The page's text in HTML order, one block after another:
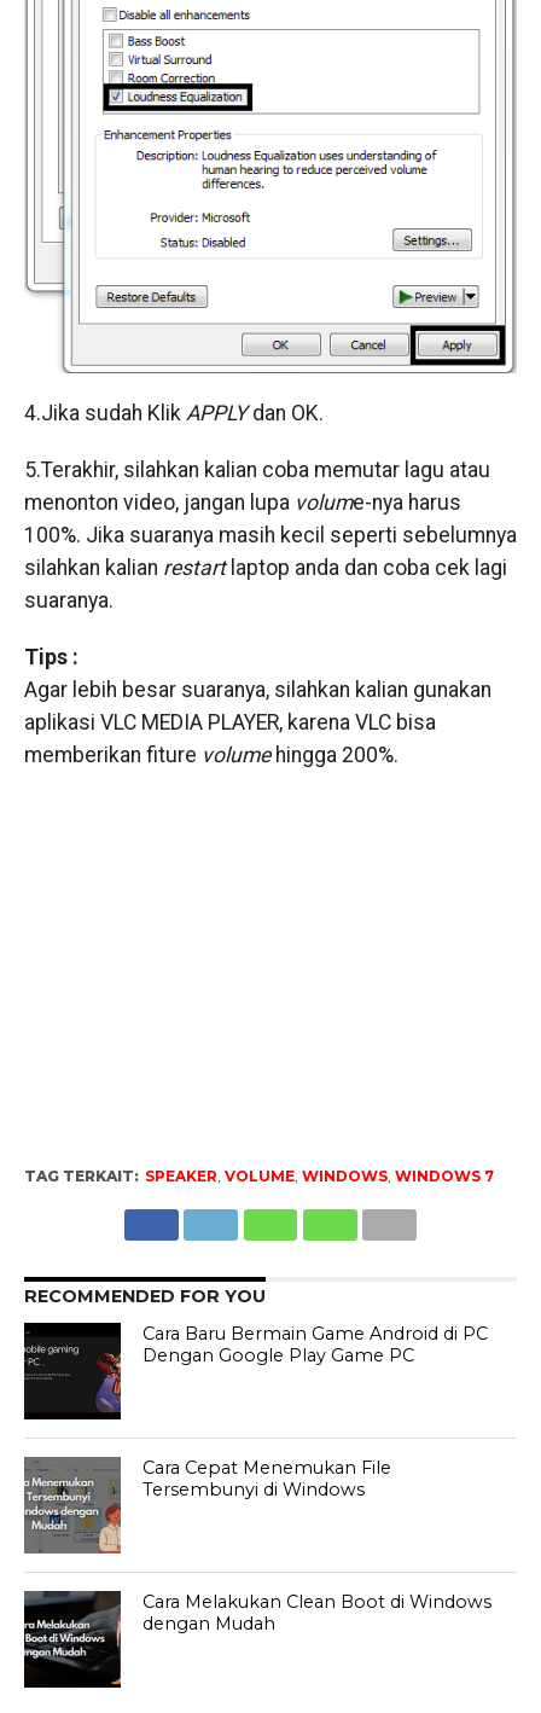
4.Jika sudah Klik APPLYdan OK.
5.Terakhir, silahkan kalian coba memutar lagu atau
menonton video, jangan lupa volume-nya harus
100%. Jika suaranya masih kecil seperti sebelumnya
silahkan kalian restartlaptop anda dan coba cek lagi
suaranya.
Tips :
Agar lebih besar suaranya, silahkan kalian gunakan
aplikasi VLC MEDIA PLAYER, karena VLC bisa
memberikan fiture volumehingga 200%.
TAG TERKAIT: SPEAKER, VOLUME, WINDOWS, WINDOWS 7
RECOMMENDED FOR YOU
Cara Baru Bermain Game Android di PC
Dengan Google Play Game PC
Cara Cepat Menemukan File
Tersembunyi di Windows
Cara Melakukan Clean Boot di Windows
dengan Mudah